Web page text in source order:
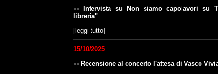
>>
Intervista su Non siamo capolavori su
libreria"
[leggi tutto]
15/10/2025
>> Recensione al concerto l'attesa di Vasco